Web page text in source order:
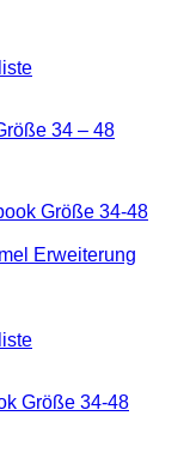
34 – 48
Größe 34-48